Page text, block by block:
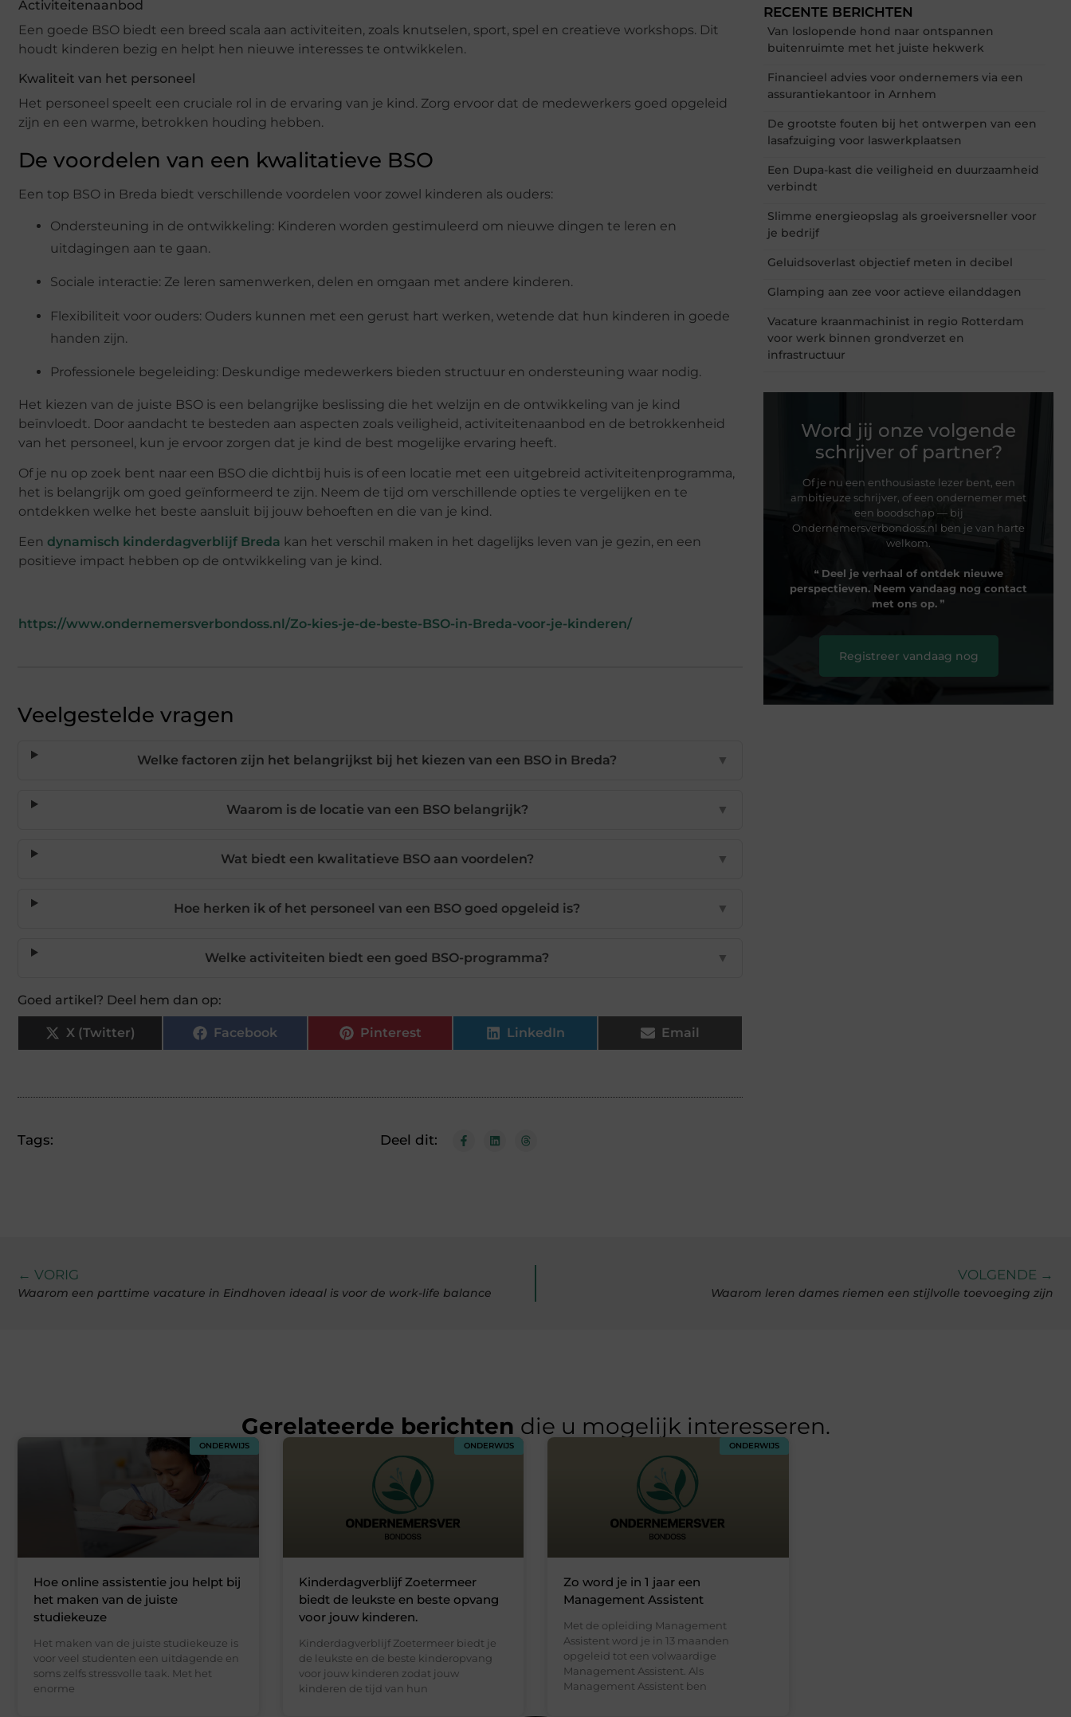
Activiteitenaanbod
Een goede BSO biedt een breed scala aan activiteiten, zoals knutselen, sport, spel en creatieve workshops. Dit
houdt kinderen bezig en helpt hen nieuwe interesses te ontwikkelen.
Kwaliteit van het personeel
Het personeel speelt een cruciale rol in de ervaring van je kind. Zorg ervoor dat de medewerkers goed opgeleid
zijn en een warme, betrokken houding hebben.
De voordelen van een kwalitatieve BSO
Een top BSO in Breda biedt verschillende voordelen voor zowel kinderen als ouders:
Ondersteuning in de ontwikkeling: Kinderen worden gestimuleerd om nieuwe dingen te leren en
uitdagingen aan te gaan.
Sociale interactie: Ze leren samenwerken, delen en omgaan met andere kinderen.
Flexibiliteit voor ouders: Ouders kunnen met een gerust hart werken, wetende dat hun kinderen in goede
handen zijn.
Professionele begeleiding: Deskundige medewerkers bieden structuur en ondersteuning waar nodig.
Het kiezen van de juiste BSO is een belangrijke beslissing die het welzijn en de ontwikkeling van je kind
beïnvloedt. Door aandacht te besteden aan aspecten zoals veiligheid, activiteitenaanbod en de betrokkenheid
van het personeel, kun je ervoor zorgen dat je kind de best mogelijke ervaring heeft.
Of je nu op zoek bent naar een BSO die dichtbij huis is of een locatie met een uitgebreid activiteitenprogramma,
het is belangrijk om goed geïnformeerd te zijn. Neem de tijd om verschillende opties te vergelijken en te
ontdekken welke het beste aansluit bij jouw behoeften en die van je kind.
Een dynamisch kinderdagverblijf Breda kan het verschil maken in het dagelijks leven van je gezin, en een
positieve impact hebben op de ontwikkeling van je kind.
https://www.ondernemersverbondoss.nl/Zo-kies-je-de-beste-BSO-in-Breda-voor-je-kinderen/
Veelgestelde vragen
Welke factoren zijn het belangrijkst bij het kiezen van een BSO in Breda? ▼
Waarom is de locatie van een BSO belangrijk? ▼
Wat biedt een kwalitatieve BSO aan voordelen? ▼
Hoe herken ik of het personeel van een BSO goed opgeleid is? ▼
Welke activiteiten biedt een goed BSO-programma? ▼
Goed artikel? Deel hem dan op:
X (Twitter) Facebook Pinterest LinkedIn Email
Tags: Deel dit:
RECENTE BERICHTEN
Van loslopende hond naar ontspannen
buitenruimte met het juiste hekwerk
Financieel advies voor ondernemers via een
assurantiekantoor in Arnhem
De grootste fouten bij het ontwerpen van een
lasafzuiging voor laswerkplaatsen
Een Dupa-kast die veiligheid en duurzaamheid
verbindt
Slimme energieopslag als groeiversneller voor
je bedrijf
Geluidsoverlast objectief meten in decibel
Glamping aan zee voor actieve eilanddagen
Vacature kraanmachinist in regio Rotterdam
voor werk binnen grondverzet en
infrastructuur
Word jij onze volgende
schrijver of partner?
Of je nu een enthousiaste lezer bent, een
ambitieuze schrijver, of een ondernemer met
een boodschap — bij
Ondernemersverbondoss.nl ben je van harte
welkom.
❝ Deel je verhaal of ontdek nieuwe
perspectieven. Neem vandaag nog contact
met ons op. ❞
Registreer vandaag nog
← VORIG
Waarom een parttime vacature in Eindhoven ideaal is voor de work-life balance
VOLGENDE →
Waarom leren dames riemen een stijlvolle toevoeging zijn
Gerelateerde berichten die u mogelijk interesseren.
ONDERWIJS
Hoe online assistentie jou helpt bij
het maken van de juiste
studiekeuze
Het maken van de juiste studiekeuze is
voor veel studenten een uitdagende en
soms zelfs stressvolle taak. Met het
enorme
ONDERWIJS
Kinderdagverblijf Zoetermeer
biedt de leukste en beste opvang
voor jouw kinderen.
Kinderdagverblijf Zoetermeer biedt je
de leukste en de beste kinderopvang
voor jouw kinderen zodat jouw
kinderen de tijd van hun
ONDERWIJS
Zo word je in 1 jaar een
Management Assistent
Met de opleiding Management
Assistent word je in 13 maanden
opgeleid tot een volwaardige
Management Assistent. Als
Management Assistent ben